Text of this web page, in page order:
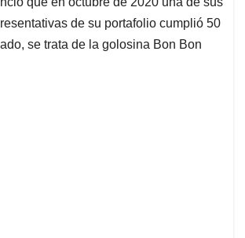
d
I
n
d
s de su portafolio cumplió 50
se trata de la golosina Bon Bon